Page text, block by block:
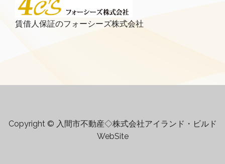
賃借人保証のフォーシーズ株式会社
Copyright © 入間市不動産◇株式会社アイランド・ビルド
WebSite